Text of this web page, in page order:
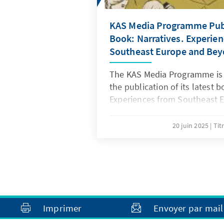
KAS Media Programme
Book: Narratives.
Southeast Europe and
The KAS Media Programme
the publication of its latest
Experiences from Southeast
20 juin 2025
Imprimer Envoyer par mail